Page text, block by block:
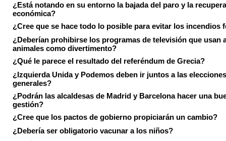
¿Está notando en su entorno la bajada del paro y la
económica?
¿Cree que se hace todo lo posible para evitar los incendios
¿Deberían prohibirse los programas de televisión que usan
animales como divertimento?
¿Qué le parece el resultado del referéndum de Grecia?
¿Izquierda Unida y Podemos deben ir juntos a las elecciones
generales?
¿Podrán las alcaldesas de Madrid y Barcelona hacer una
gestión?
¿Cree que los pactos de gobierno propiciarán un cambio?
¿Debería ser obligatorio vacunar a los niños?